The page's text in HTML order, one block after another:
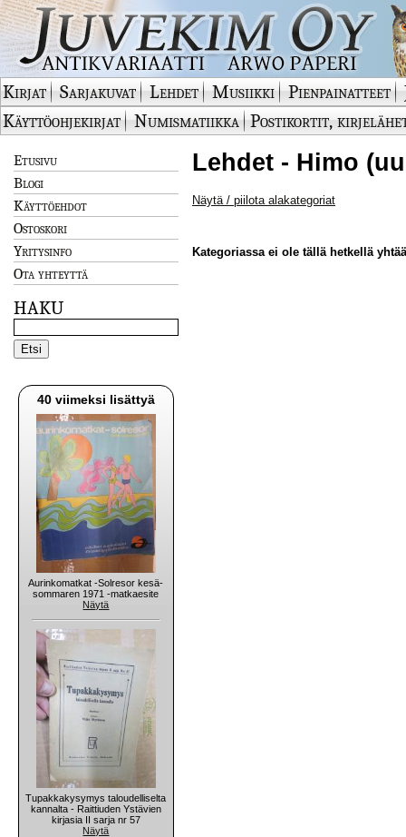
Kirjat Sarjakuvat Lehdet Musiikki Pienpainatteet
Käyttöohjekirjat
Numismatiikka Postikortit,
Etusivu
Blogi
Käyttöehdot
Ostoskori
Yritysinfo
Ota yhteyttä
HAKU
40 viimeksi lisättyä
Aurinkomatkat -Solresor kesä-
sommaren 1971 -matkaesite
Näytä
Tupakkakysymys taloudelliselta
kannalta - Raittiuden Ystävien
kirjasia II sarja nr 57
Näytä
Lehdet - Himo
Näytä / piilota alakategoriat
Kategoriassa ei ole tällä hetkellä